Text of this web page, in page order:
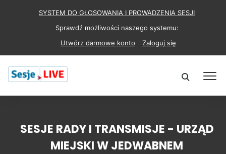
SYSTEM DO GŁOSOWANIA I PROWADZENIA SESJI
Sprawdź możliwości naszego systemu:
Utwórz darmowe konto
Zaloguj się
SESJE RADY I TRANSMISJE - URZĄD
MIEJSKI W JEDWABNEM